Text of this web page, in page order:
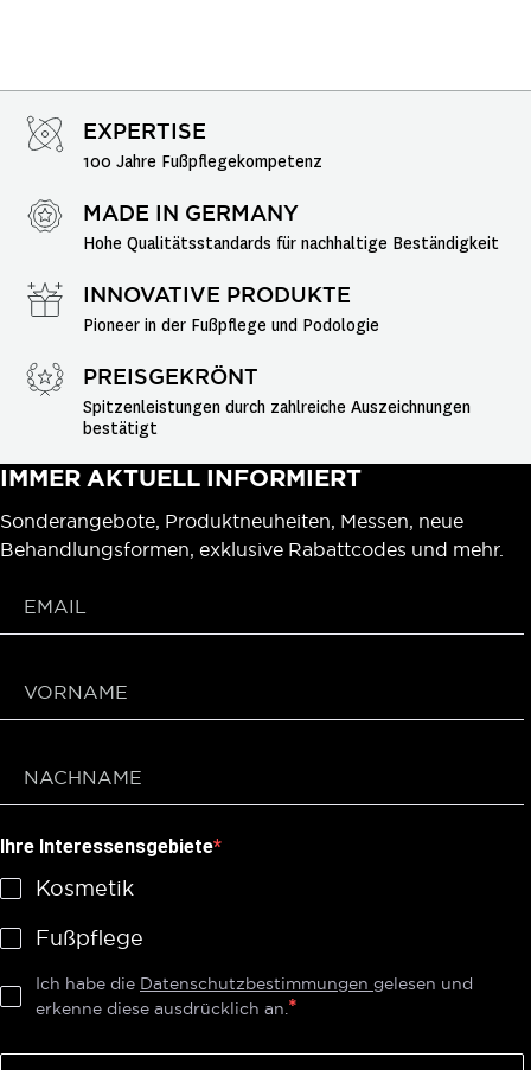
EXPERTISE
100 Jahre Fußpflegekompetenz
MADE IN GERMANY
Hohe Qualitätsstandards für nachhaltige Beständigkeit
INNOVATIVE PRODUKTE
Pioneer in der Fußpflege und Podologie
PREISGEKRÖNT
Spitzenleistungen durch zahlreiche Auszeichnungen
bestätigt
IMMER AKTUELL INFORMIERT
Sonderangebote, Produktneuheiten, Messen, neue
Behandlungsformen, exklusive Rabattcodes und mehr.
Ihre Interessensgebiete
Kosmetik
Fußpflege
Ich habe die Datenschutzbestimmungen gelesen und
erkenne diese ausdrücklich an.